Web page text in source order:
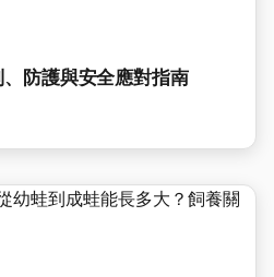
防護與安全應對指南